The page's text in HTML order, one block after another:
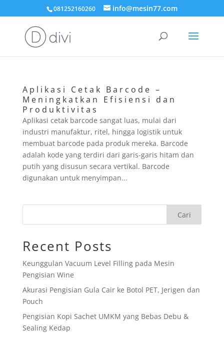
081252160260 info@mesin77.com
Aplikasi Cetak Barcode –
Meningkatkan Efisiensi dan
Produktivitas
Aplikasi cetak barcode sangat luas, mulai dari
industri manufaktur, ritel, hingga logistik untuk
membuat barcode pada produk mereka. Barcode
adalah kode yang terdiri dari garis-garis hitam dan
putih yang disusun secara vertikal. Barcode
digunakan untuk menyimpan...
Cari
Recent Posts
Keunggulan Vacuum Level Filling pada Mesin
Pengisian Wine
Akurasi Pengisian Gula Cair ke Botol PET, Jerigen dan
Pouch
Pengisian Kopi Sachet UMKM yang Bebas Debu &
Sealing Kedap